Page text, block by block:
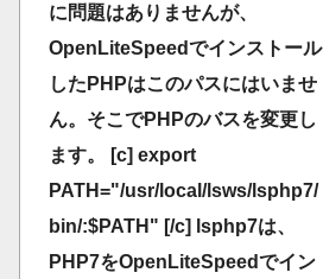
に問題はありませんが、
OpenLiteSpeedでインストール
したPHPはこのパスにはいませ
ん。そこでPHPのバスを変更し
ます。 [c] export
PATH="/usr/local/lsws/lsphp7/
bin/:$PATH" [/c] lsphp7は、
PHP7をOpenLiteSpeedでイン